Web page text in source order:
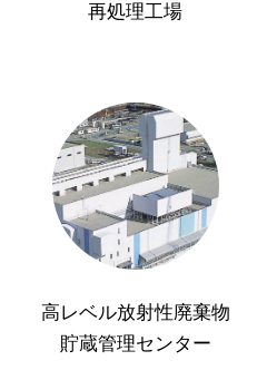
再処理工場
高レベル放射性廃棄物
貯蔵管理センター